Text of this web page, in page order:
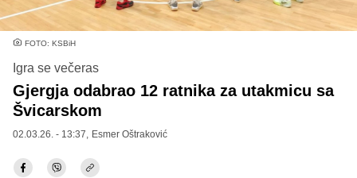
FOTO: KSBiH
Igra se večeras
Gjergja odabrao 12 ratnika za utakmicu sa
Švicarskom
02.03.26. - 13:37, Esmer Oštraković